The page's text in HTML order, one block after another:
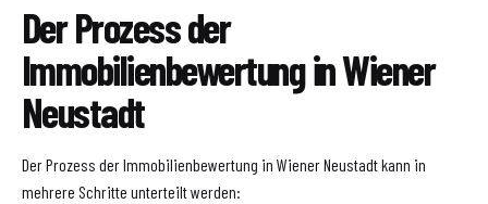
Der Prozess der
Immobilienbewertung in Wiener
Neustadt
Der Prozess der Immobilienbewertung in Wiener Neustadt kann in
mehrere Schritte unterteilt werden: